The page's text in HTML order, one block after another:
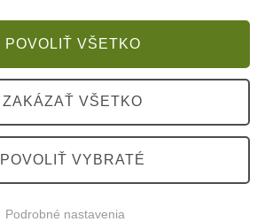
POVOLIŤ VŠETKO
ZAKÁZAŤ VŠETKO
POVOLIŤ VYBRATÉ
Podrobné nastavenia